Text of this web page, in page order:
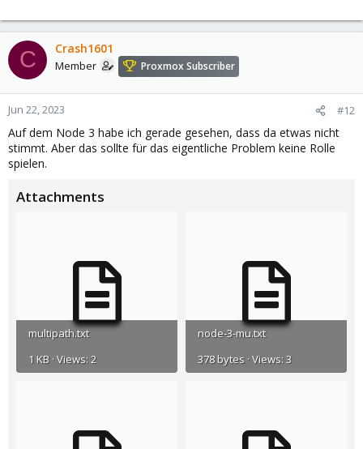
C Crash1601
Member Proxmox Subscriber
Jun 22, 2023 #12
Auf dem Node 3 habe ich gerade gesehen, dass da etwas nicht
stimmt. Aber das sollte für das eigentliche Problem keine Rolle
spielen.
Attachments
multipath.txt
1 KB · Views: 2
node-3-mu.txt
378 bytes · Views: 3